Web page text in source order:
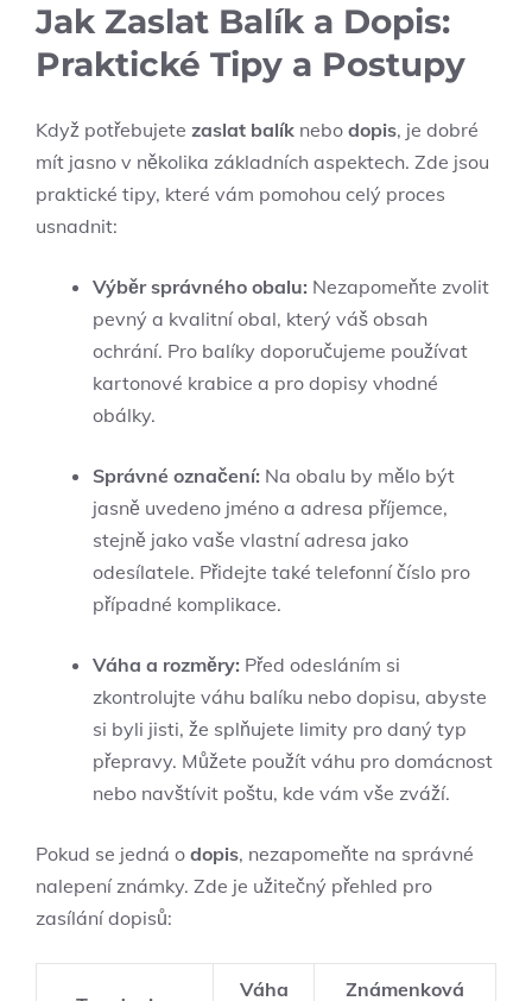
Jak Zaslat Balík a Dopis:
Praktické Tipy a Postupy
Když potřebujete zaslat balík nebo dopis, je dobré
mít jasno v několika základních aspektech. Zde jsou
praktické tipy, které vám pomohou celý proces
usnadnit:
Výběr správného obalu: Nezapomeňte zvolit
pevný a kvalitní obal, který váš obsah
ochrání. Pro balíky doporučujeme používat
kartonové krabice a pro dopisy vhodné
obálky.
Správné označení: Na obalu by mělo být
jasně uvedeno jméno a adresa příjemce,
stejně jako vaše vlastní adresa jako
odesílatele. Přidejte také telefonní číslo pro
případné komplikace.
Váha a rozměry: Před odesláním si
zkontrolujte váhu balíku nebo dopisu, abyste
si byli jisti, že splňujete limity pro daný typ
přepravy. Můžete použít váhu pro domácnost
nebo navštívit poštu, kde vám vše zváží.
Pokud se jedná o dopis, nezapomeňte na správné
nalepení známky. Zde je užitečný přehled pro
zasílání dopisů:
Váha Známenková